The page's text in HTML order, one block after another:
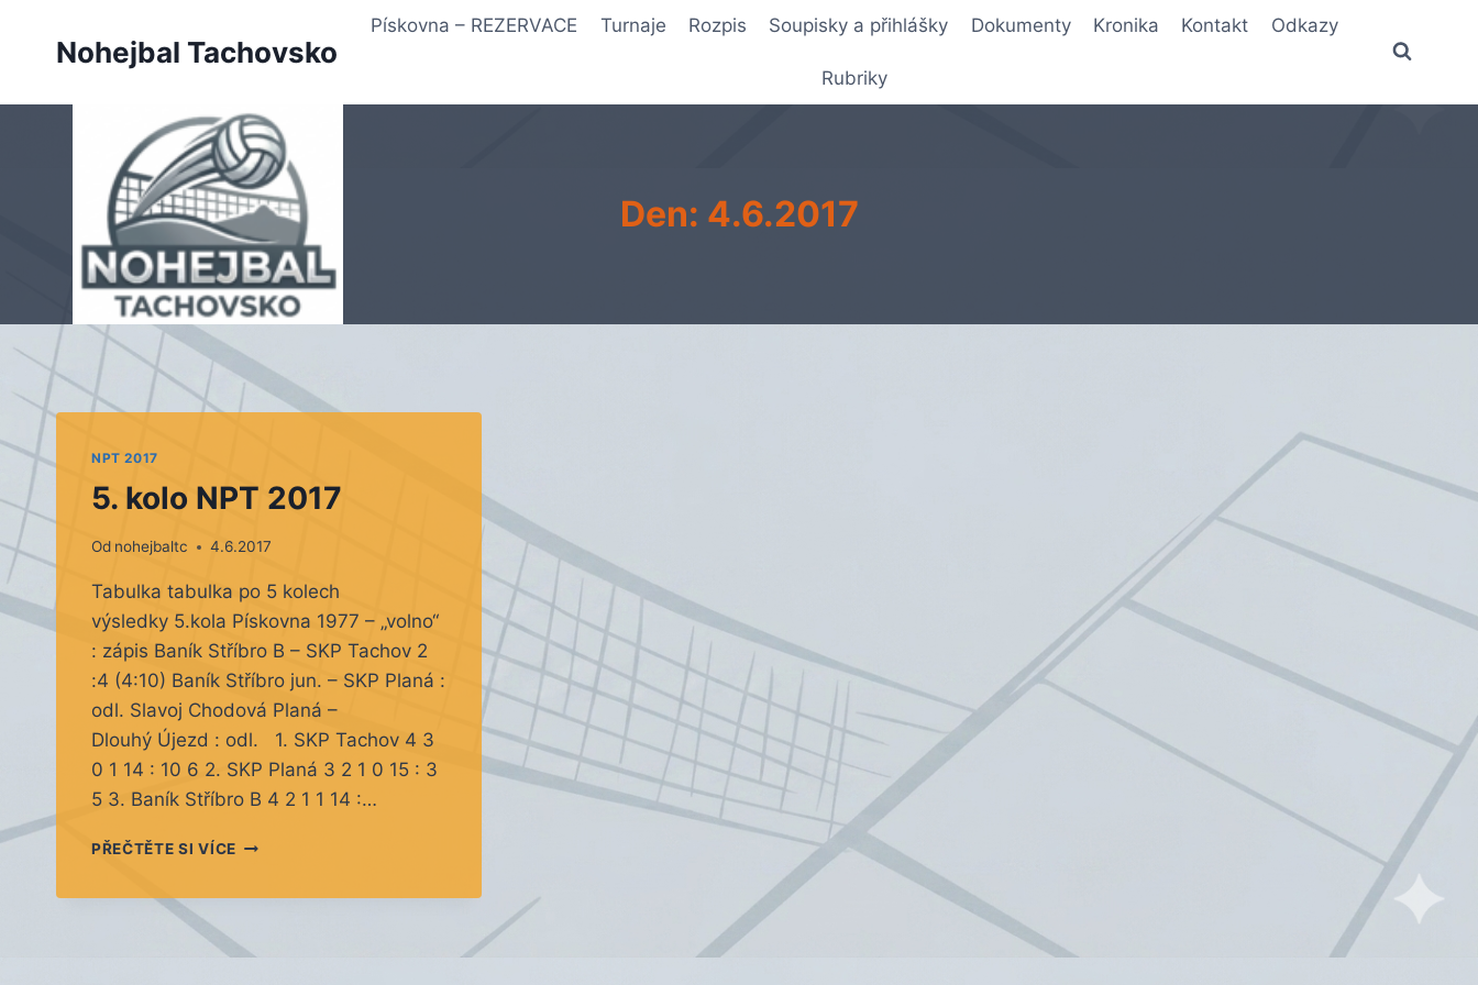
Nohejbal Tachovsko
Pískovna – REZERVACE Turnaje Rozpis Soupisky a přihlášky Dokumenty Kronika Kontakt Odkazy
Rubriky
Den: 4.6.2017
NPT 2017
5. kolo NPT 2017
Od nohejbaltc 4.6.2017
Tabulka tabulka po 5 kolech
výsledky 5.kola Pískovna 1977 – „volno“
: zápis Baník Stříbro B – SKP Tachov 2
:4 (4:10) Baník Stříbro jun. – SKP Planá :
odl. Slavoj Chodová Planá –
Dlouhý Újezd : odl. 1. SKP Tachov 4 3
0 1 14 : 10 6 2. SKP Planá 3 2 1 0 15 : 3
5 3. Baník Stříbro B 4 2 1 1 14 :…
PŘEČTĚTE SI VÍCE5.